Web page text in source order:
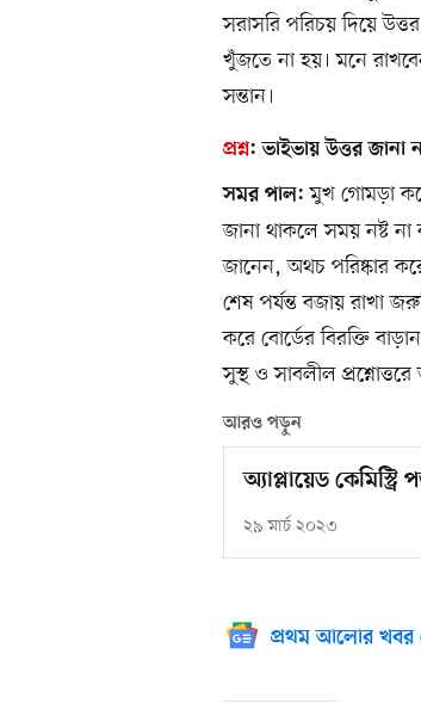
সরাসরি পরিচয় দিয়ে
খুঁজতে না হয়। মনে
সন্তান।
প্রশ্ন:ভাইভায় উত্তর জানা
সমর পাল: মুখ গোমড়া
জানা থাকলে সময় নষ্ট
জানেন, অথচ পরিষ্কার
শেষ পর্যন্ত বজায় রাখা
করে বোর্ডের বিরক্তি
সুস্থ ও সাবলীল
আরও পড়ুন
অ্যাপ্লায়েড
২৯ মার্চ ২০২৩
প্রথম আলোর খবর